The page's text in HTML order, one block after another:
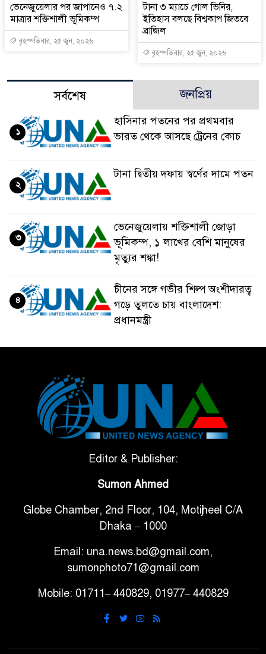
ভেনেজুয়েলার পর জাপানেও ৭.২
মাত্রার শক্তিশালী ভূমিকম্প
বৃহস্পতিবার, ২৫ জুন, ২০২৬
টানা ৩ ম্যাচে গোল ভিনির,
ইতিহাস বলছে বিশ্বকাপ জিতবে
ব্রাজিল
বৃহস্পতিবার, ২৫ জুন, ২০২৬
সর্বশেষ জনপ্রিয়
হাসিনার পতনের পর প্রথমবার
ভারত থেকে আসছে ট্রেনের কোচ
১
টানা দ্বিতীয় দফায় স্বর্ণের দামে পতন
২
ভেনেজুয়েলায় শক্তিশালী জোড়া
ভূমিকম্প, ১ লাখের বেশি মানুষের
মৃত্যুর শঙ্কা!
৩
চীনের সঙ্গে গভীর শিল্প অংশীদারত্ব
গড়ে তুলতে চায় বাংলাদেশ:
প্রধানমন্ত্রী
৪
টানা ৩ ম্যাচে গোল ভিনির, ইতিহাস
বলছে বিশ্বকাপ জিতবে ব্রাজিল
সরকারি ৩শ কেজি বই বিক্রির
গাড়ি বিক্রির পর মালিকানা
পরিবর্তনে কঠোর নির্দেশনা
আ.লীগ ও বিএনপির বিরুদ্ধে
নাহিদ
ঢাবিতে মাথায় কাঁঠাল পড়ে মালির
Editor & Publisher:
Sumon Ahmed
Globe Chamber, 2nd Floor, 104, Motijheel C/A
Dhaka – 1000
Email: una.news.bd@gmail.com,
sumonphoto71@gmail.com
Mobile: 01711– 440829, 01977– 440829